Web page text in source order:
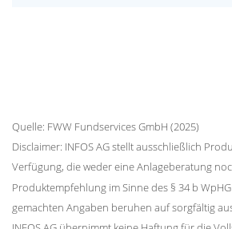
Quelle: FWW Fundservices GmbH (2025)
Disclaimer: INFOS AG stellt ausschließlich
Verfügung, die weder eine Anlageberatung
Produktempfehlung im Sinne des § 34 b
gemachten Angaben beruhen auf sorgfältig